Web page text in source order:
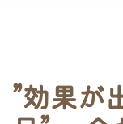
”効果が